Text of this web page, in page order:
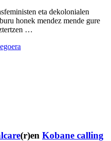
eta dekolonialen
honek mendez mende gure
…
(r)en Kobane calling